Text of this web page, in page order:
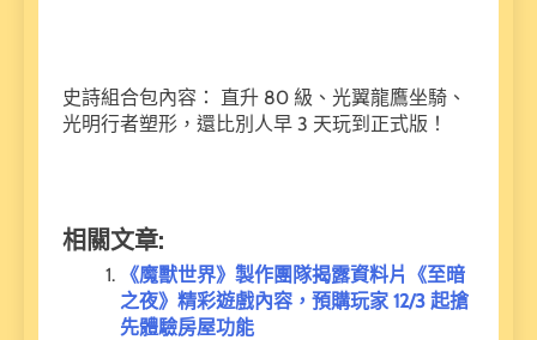
史詩組合包內容： 直升 80 級、光翼龍鷹坐騎、
光明行者塑形，還比別人早 3 天玩到正式版！
相關文章:
《魔獸世界》製作團隊揭露資料片《至暗
之夜》精彩遊戲內容，預購玩家 12/3 起搶
先體驗房屋功能